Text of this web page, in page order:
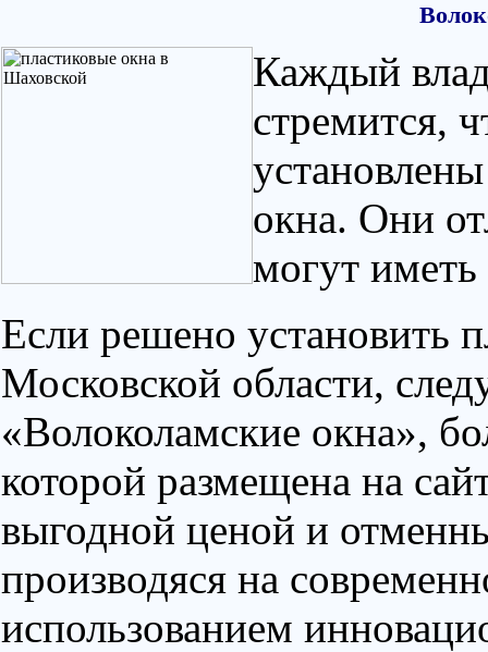
Каждый
стремится,
окна. Они
могут
Если решено установить
Московской области,
«Волоколамские окна»,
которой размещена на
выгодной ценой и
производяся на
использованием